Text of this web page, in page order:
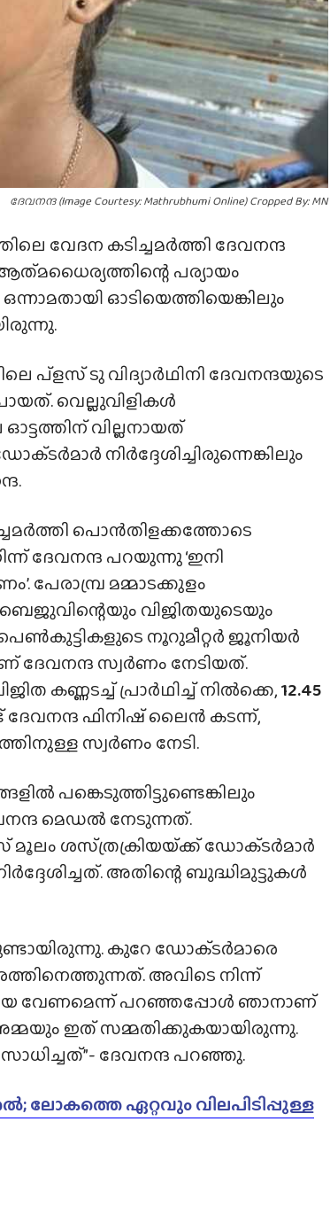
ദേവനന്ദ (Image Courtesy: Mathrubhumi Online) Cropped By: MN
വേദന കടിച്ചമർത്തി ദേവനന്ദ
പര്യായം
ഓടിയെത്തിയെങ്കിലും
ടു വിദ്യാർഥിനി ദേവനന്ദയുടെ
വെല്ലുവിളികൾ
വില്ലനായത്
നിർദ്ദേശിച്ചിരുന്നെങ്കിലും
പൊൻതിളക്കത്തോടെ
ദേവനന്ദ പറയുന്നു ‘ഇനി
പേരാമ്പ്ര മമ്മാടക്കുളം
വിജിതയുടെയും
നൂറുമീറ്റർ ജൂനിയർ
ദേവനന്ദ സ്വർണം നേടിയത്.
കണ്ണടച്ച് പ്രാർഥിച്ച് നിൽക്കെ,12.45
ഫിനിഷ് ലൈൻ കടന്ന്,
സ്വർണം നേടി.
പങ്കെടുത്തിട്ടുണ്ടെങ്കിലും
മെഡൽ നേടുന്നത്.
മൂലം ശസ്‌ത്രക്രിയയ്‌ക്ക് ഡോക്‌ടർമാർ
അതിന്റെ ബുദ്ധിമുട്ടുകൾ
കുറേ ഡോക്‌ടർമാരെ
അവിടെ നിന്ന്
വേണമെന്ന് പറഞ്ഞപ്പോൾ ഞാനാണ്
ഇത് സമ്മതിക്കുകയായിരുന്നു.
ദേവനന്ദ പറഞ്ഞു.
ലോകത്തെ ഏറ്റവും വിലപിടിപ്പുള്ള